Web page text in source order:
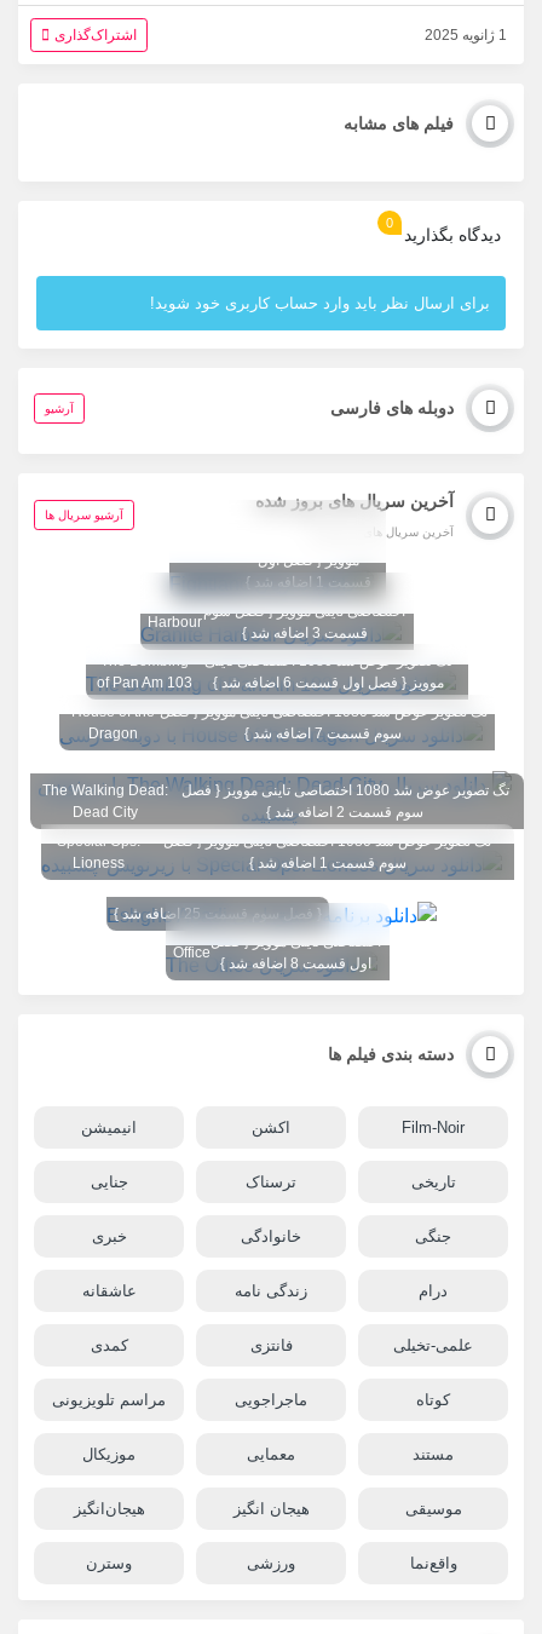
1 ژانویه 2025 اشتراک‌گذاری
فیلم های مشابه
دیدگاه بگذارید
0
برای ارسال نظر باید وارد حساب کاربری خود شوید!
دوبله های فارسی آرشیو
آخرین سریال های بروز شده
آخرین سریال های بروز شده
آرشیو سریال ها
تگ تصویر عوض شد
موویز { فصل اول
قسمت 1 اضافه شد }
تگ تصویر عوض شد 1080
اختصاصی تاینی موویز { فصل سوم
قسمت 3 اضافه شد }
Granite
Harbour
تگ تصویر عوض شد 1080 اختصاصی تاینی
موویز { فصل اول قسمت 6 اضافه شد }
The Bombing
of Pan Am 103
تگ تصویر عوض شد 1080 اختصاصی تاینی موویز { فصل
سوم قسمت 7 اضافه شد }
House of the
Dragon
تگ تصویر عوض شد 1080 اختصاصی تاینی موویز { فصل
سوم قسمت 2 اضافه شد }
The Walking Dead:
Dead City
تگ تصویر عوض شد 1080 اختصاصی تاینی موویز { فصل
سوم قسمت 1 اضافه شد }
Special Ops:
Lioness
{ فصل سوم قسمت 25 اضافه شد }
تگ تصویر عوض شد 1080
اختصاصی تاینی موویز { فصل
اول قسمت 8 اضافه شد }
The
Office
دسته بندی فیلم ها
Film-Noir اکشن انیمیشن
تاریخی ترسناک جنایی
جنگی خانوادگی خبری
درام زندگی نامه عاشقانه
علمی-تخیلی فانتزی کمدی
کوتاه ماجراجویی مراسم تلویزیونی
مستند معمایی موزیکال
موسیقی هیجان انگیز هیجان‌انگیز
واقع‌نما ورزشی وسترن